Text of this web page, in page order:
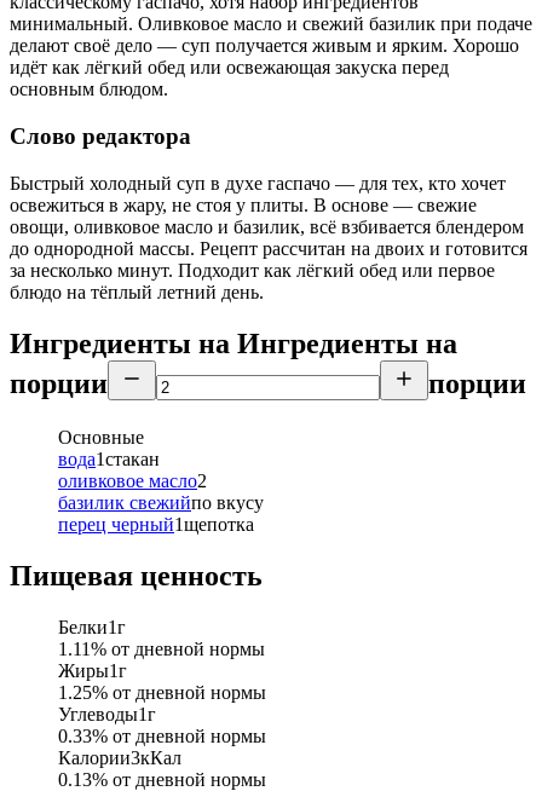
минимальный. Оливковое масло и свежий базилик при подаче
делают своё дело — суп получается живым и ярким. Хорошо
идёт как лёгкий обед или освежающая закуска перед
основным блюдом.
Слово редактора
Быстрый холодный суп в духе гаспачо — для тех, кто хочет
освежиться в жару, не стоя у плиты. В основе — свежие
овощи, оливковое масло и базилик, всё взбивается блендером
до однородной массы. Рецепт рассчитан на двоих и готовится
за несколько минут. Подходит как лёгкий обед или первое
блюдо на тёплый летний день.
Ингредиенты на Ингредиенты на
порции
порции
Основные
вода1стакан
оливковое масло2
базилик свежийпо вкусу
перец черный1щепотка
Пищевая ценность
Белки1г
1.11% от дневной нормы
Жиры1г
1.25% от дневной нормы
Углеводы1г
0.33% от дневной нормы
Калории3кКал
0.13% от дневной нормы